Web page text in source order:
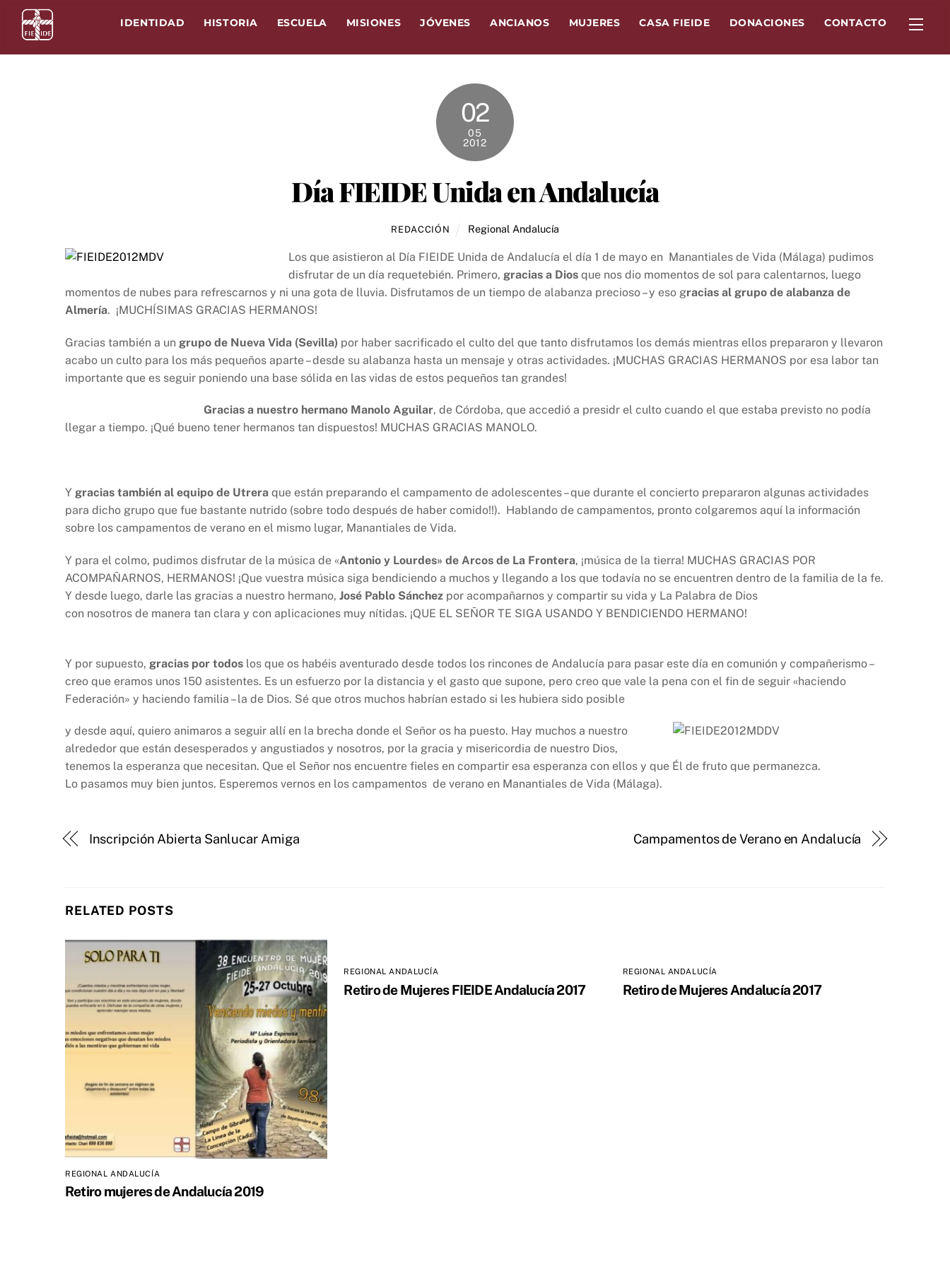
Skip
content
IDENTIDAD HISTORIA ESCUELA MISIONES JÓVENES ANCIANOS MUJERES CASA FIEIDE DONACIONES CONTACTO
02
05
2012
Día FIEIDE Unida en Andalucía
REDACCIÓN Regional Andalucía
Los que asistieron al Día FIEIDE Unida de Andalucía el día 1 de mayo en Manantiales de Vida (Málaga) pudimos
disfrutar de un día requetebién. Primero, gracias a Dios que nos dio momentos de sol para calentarnos, luego
momentos de nubes para refrescarnos y ni una gota de lluvia. Disfrutamos de un tiempo de alabanza precioso – y eso gracias al grupo de alabanza de
Almería. ¡MUCHÍSIMAS GRACIAS HERMANOS!
Gracias también a un grupo de Nueva Vida (Sevilla) por haber sacrificado el culto del que tanto disfrutamos los demás mientras ellos prepararon y llevaron
acabo un culto para los más pequeños aparte – desde su alabanza hasta un mensaje y otras actividades. ¡MUCHAS GRACIAS HERMANOS por esa labor tan
importante que es seguir poniendo una base sólida en las vidas de estos pequeños tan grandes!
Gracias a nuestro hermano Manolo Aguilar, de Córdoba, que accedió a presidr el culto cuando el que estaba previsto no podía
llegar a tiempo. ¡Qué bueno tener hermanos tan dispuestos! MUCHAS GRACIAS MANOLO.
Y gracias también al equipo de Utrera que están preparando el campamento de adolescentes – que durante el concierto prepararon algunas actividades
para dicho grupo que fue bastante nutrido (sobre todo después de haber comido!!). Hablando de campamentos, pronto colgaremos aquí la información
sobre los campamentos de verano en el mismo lugar, Manantiales de Vida.
Y para el colmo, pudimos disfrutar de la música de «Antonio y Lourdes» de Arcos de La Frontera, ¡música de la tierra! MUCHAS GRACIAS POR
ACOMPAÑARNOS, HERMANOS! ¡Que vuestra música siga bendiciendo a muchos y llegando a los que todavía no se encuentren dentro de la familia de la fe.
Y desde luego, darle las gracias a nuestro hermano, José Pablo Sánchez por acompañarnos y compartir su vida y La Palabra de Dios
con nosotros de manera tan clara y con aplicaciones muy nítidas. ¡QUE EL SEÑOR TE SIGA USANDO Y BENDICIENDO HERMANO!
Y por supuesto, gracias por todos los que os habéis aventurado desde todos los rincones de Andalucía para pasar este día en comunión y compañerismo –
creo que eramos unos 150 asistentes. Es un esfuerzo por la distancia y el gasto que supone, pero creo que vale la pena con el fin de seguir «haciendo
Federación» y haciendo familia – la de Dios. Sé que otros muchos habrían estado si les hubiera sido posible
y desde aquí, quiero animaros a seguir allí en la brecha donde el Señor os ha puesto. Hay muchos a nuestro
alrededor que están desesperados y angustiados y nosotros, por la gracia y misericordia de nuestro Dios,
tenemos la esperanza que necesitan. Que el Señor nos encuentre fieles en compartir esa esperanza con ellos y que Él de fruto que permanezca.
Lo pasamos muy bien juntos. Esperemos vernos en los campamentos de verano en Manantiales de Vida (Málaga).
Inscripción Abierta Sanlucar Amiga Campamentos de Verano en Andalucía
RELATED POSTS
REGIONAL ANDALUCÍA
Retiro mujeres de Andalucía 2019
REGIONAL ANDALUCÍA
Retiro de Mujeres FIEIDE Andalucía 2017
REGIONAL ANDALUCÍA
Retiro de Mujeres Andalucía 2017